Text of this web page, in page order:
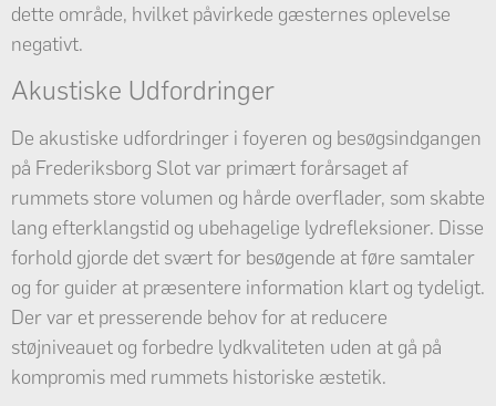
dette område, hvilket påvirkede gæsternes oplevelse
negativt.
Akustiske Udfordringer
De akustiske udfordringer i foyeren og besøgsindgangen
på Frederiksborg Slot var primært forårsaget af
rummets store volumen og hårde overflader, som skabte
lang efterklangstid og ubehagelige lydrefleksioner. Disse
forhold gjorde det svært for besøgende at føre samtaler
og for guider at præsentere information klart og tydeligt.
Der var et presserende behov for at reducere
støjniveauet og forbedre lydkvaliteten uden at gå på
kompromis med rummets historiske æstetik.